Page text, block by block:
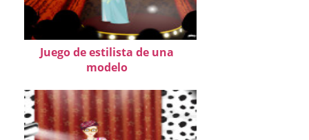
Juego de estilista de una
modelo